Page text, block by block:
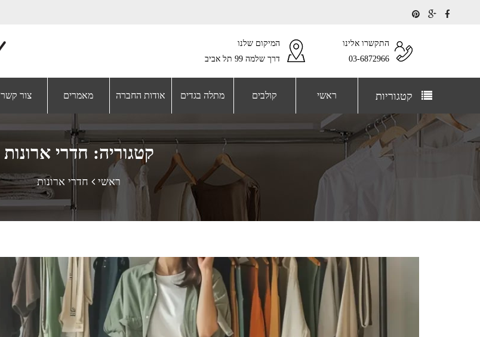
התקשרו אלינו
03-6872966
המיקום שלנו
דרך שלמה 99 תל אביב
קטגוריות ראשי קולבים מתלה בגדים אודות החברה מאמרים צור קשר
קטגוריה: חדרי ארונות
ראשי חדרי ארונות